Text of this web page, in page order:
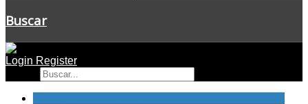
Buscar
Login Register